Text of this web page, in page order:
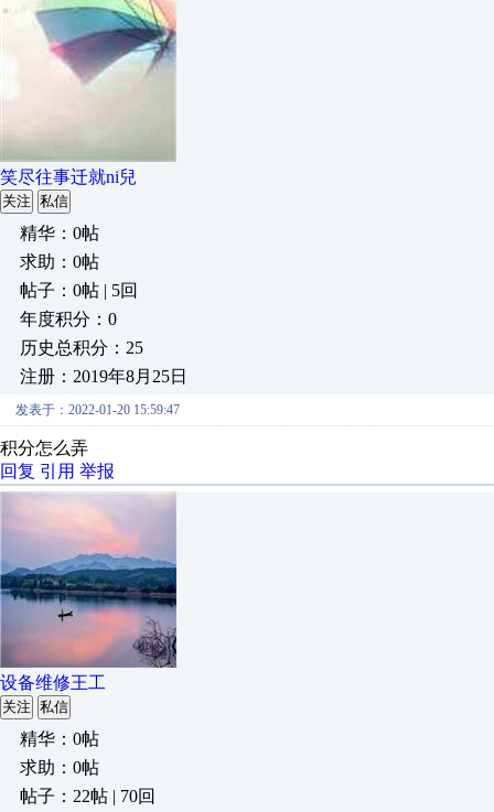
笑尽往事迁就ni兒
关注 私信
精华：0帖
求助：0帖
帖子：0帖 | 5回
年度积分：0
历史总积分：25
注册：2019年8月25日
发表于：2022-01-20 15:59:47
积分怎么弄
回复 引用 举报
设备维修王工
关注 私信
精华：0帖
求助：0帖
帖子：22帖 | 70回